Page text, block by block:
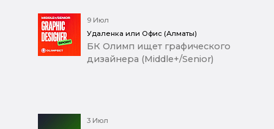
9 Июл
Удаленка или Офис (Алматы)
БК Олимп ищет графического
дизайнера (Middle+/Senior)
3 Июл